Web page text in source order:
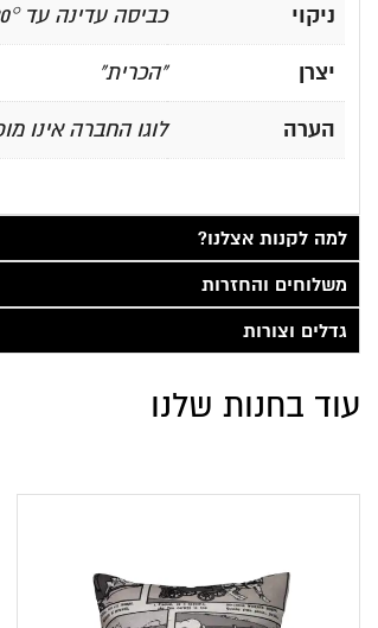
ניקוי כביסה עדינה עד 30°,ללא סחיטה
יצרן "הכרית"
הערה לוגו החברה אינו
למה לקנות אצלנו?
משלוחים והחזרות
גדלים וצורות
עוד בחנות שלנו